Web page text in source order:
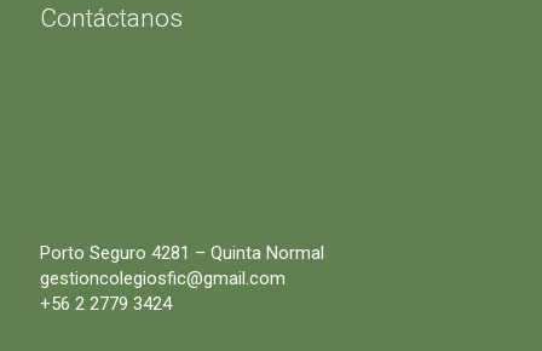
Contáctanos
Porto Seguro 4281 – Quinta Normal
gestioncolegiosfic@gmail.com
+56 2 2779 3424